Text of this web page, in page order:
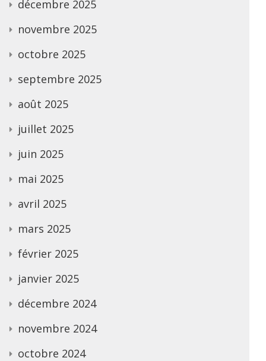
décembre 2025
novembre 2025
octobre 2025
septembre 2025
août 2025
juillet 2025
juin 2025
mai 2025
avril 2025
mars 2025
février 2025
janvier 2025
décembre 2024
novembre 2024
octobre 2024